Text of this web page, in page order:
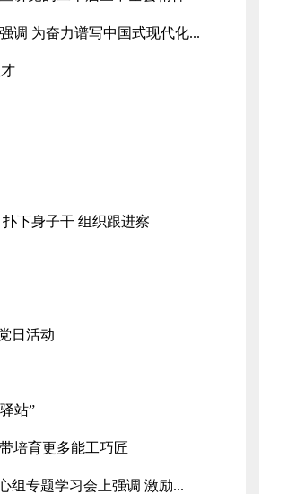
调 为奋力谱写中国式现代化...
下身子干 组织跟进察
日活动
站”
培育更多能工巧匠
组专题学习会上强调 激励...